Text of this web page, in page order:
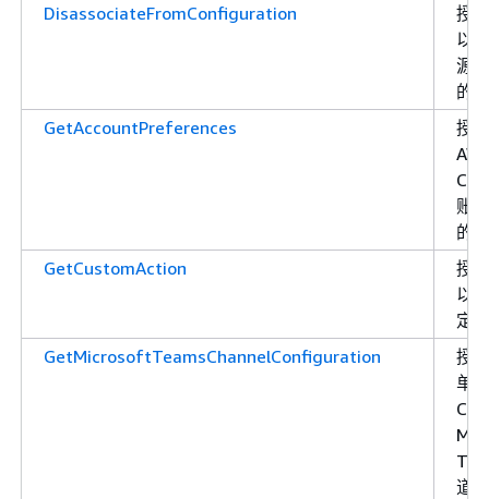
DisassociateFromConfiguration
授
以
源
的
GetAccountPreferences
授
账
的
GetCustomAction
授
以
定
GetMicrosoftTeamsChannelConfiguration
授
单
道